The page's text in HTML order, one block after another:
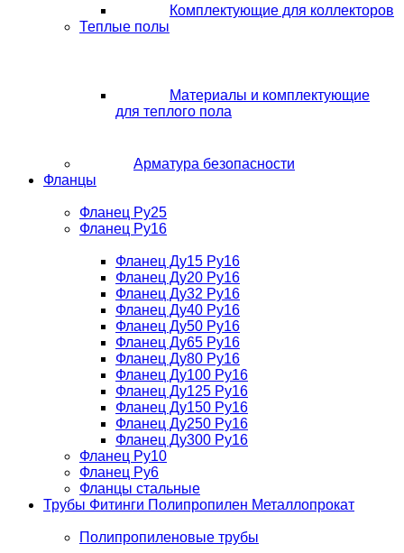
Комплектующие для коллекторов
Теплые полы
Материалы и комплектующие
для теплого пола
Арматура безопасности
Фланцы
Фланец Ру25
Фланец Ру16
Фланец Ду15 Ру16
Фланец Ду20 Ру16
Фланец Ду32 Ру16
Фланец Ду40 Ру16
Фланец Ду50 Ру16
Фланец Ду65 Ру16
Фланец Ду80 Ру16
Фланец Ду100 Ру16
Фланец Ду125 Ру16
Фланец Ду150 Ру16
Фланец Ду250 Ру16
Фланец Ду300 Ру16
Фланец Ру10
Фланец Ру6
Фланцы стальные
Трубы Фитинги Полипропилен Металлопрокат
Полипропиленовые трубы